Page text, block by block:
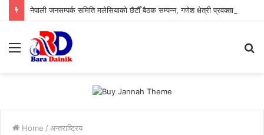
Menu
Home / अन्तराष्ट्रिय